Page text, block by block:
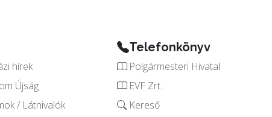
hírek
Újság
/ Látnivalók
Telefonkönyv
Polgármesteri Hivatal
EVF Zrt.
Kereső